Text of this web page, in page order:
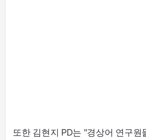
또한 김현지 PD는 "경상어 연구원